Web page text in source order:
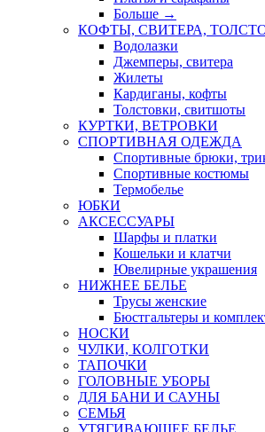
Больше →
КОФТЫ, СВИТЕРА,
Водолазки
Джемперы, свитера
Жилеты
Кардиганы, кофты
Толстовки, свитшоты
КУРТКИ, ВЕТРОВКИ
СПОРТИВНАЯ ОДЕЖДА
Спортивные брюки,
Спортивные костюмы
Термобелье
ЮБКИ
AКСЕССУАРЫ
Шарфы и платки
Кошельки и клатчи
Ювелирные украшения
НИЖНЕЕ БЕЛЬЕ
Трусы женские
Бюстгальтеры и
НОСКИ
ЧУЛКИ, КОЛГОТКИ
ТАПОЧКИ
ГОЛОВНЫЕ УБОРЫ
ДЛЯ БАНИ И САУНЫ
СЕМЬЯ
УТЯГИВАЮЩЕЕ БЕЛЬЕ